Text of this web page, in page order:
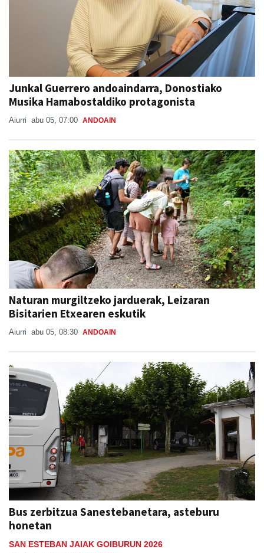
Junkal Guerrero andoaindarra, Donostiako
Musika Hamabostaldiko protagonista
Aiurri abu 05, 07:00 ANDOAIN
Naturan murgiltzeko jarduerak, Leizaran
Bisitarien Etxearen eskutik
Aiurri abu 05, 08:30 ANDOAIN
Bus zerbitzua Sanestebanetara, asteburu
honetan
SAN ESTEBAN JAIAK GOIBURUN 2026